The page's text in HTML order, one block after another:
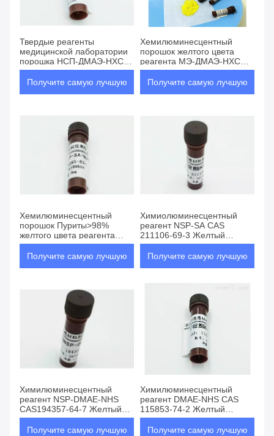
Твердые реагенты
медицинской лаборатории
порошка НСП-ДМАЭ-НХС/
КАС НО194357-64-7
Получите самую лучшую
Хемилюминесцентный
порошок желтого цвета
реагента МЭ-ДМАЭ-НХС
или твердая особая чистота
Получите самую лучшую
Хемилюминесцентный
порошок Пуриты>98%
желтого цвета реагента
НСП-СА-НХС КАС199293-
83-9
Получите самую лучшую
Химиолюминесцентный
реагент NSP-SA CAS
211106-69-3 Желтый
порошок или твердый
материал
Получите самую лучшую
Химилюминесцентный
реагент NSP-DMAE-NHS
CAS194357-64-7 Желтый
порошок Чистота ≥98%
Получите самую лучшую
Химилюминесцентный
реагент DMAE-NHS CAS
115853-74-2 Желтый
порошок Чистота ≥98%
Получите самую лучшую